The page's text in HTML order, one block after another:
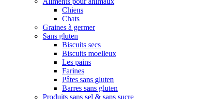
Chiens
Chats
Graines à germer
Sans gluten
Biscuits secs
Biscuits moelleux
Les pains
Farines
Pâtes sans gluten
Barres sans gluten
Produits sans sel & sans sucre